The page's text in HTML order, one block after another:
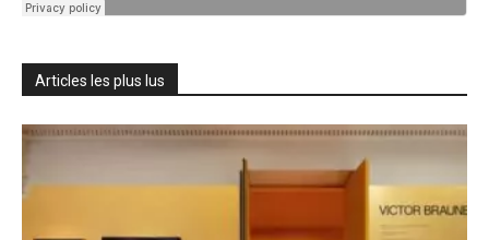
Articles les plus lus